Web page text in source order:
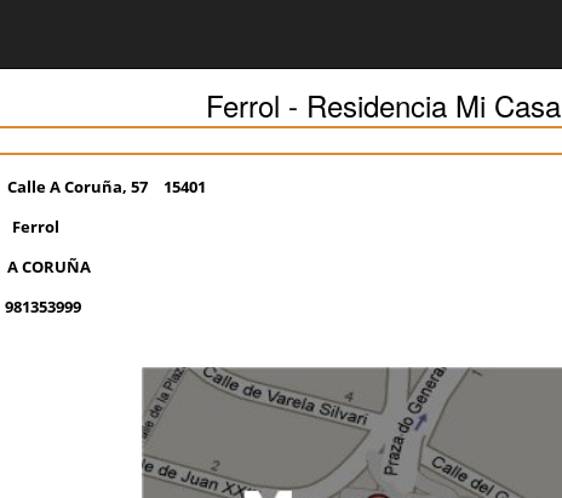
Ferrol - Residencia Mi Casa
Calle A Coruña, 57 15401
Ferrol
A CORUÑA
981353999